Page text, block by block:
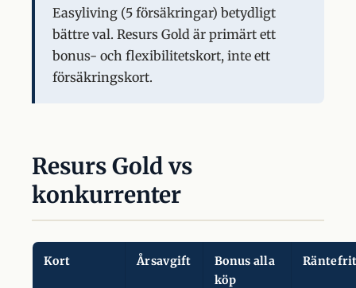
Easyliving (5 försäkringar) betydligt
bättre val. Resurs Gold är primärt ett
bonus- och flexibilitetskort, inte ett
försäkringskort.
Resurs Gold vs
konkurrenter
Kort Årsavgift
Bonus alla
köp